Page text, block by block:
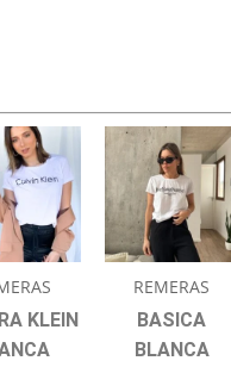
KLEIN
REMERAS
BASICA
BLANCA